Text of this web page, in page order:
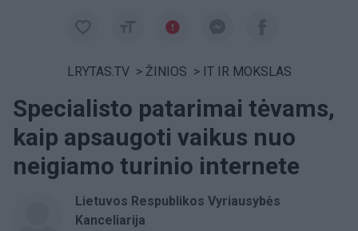
LRYTAS.TV > ŽINIOS > IT IR MOKSLAS
Specialisto patarimai tėvams,
kaip apsaugoti vaikus nuo
neigiamo turinio internete
Lietuvos Respublikos Vyriausybės
Kanceliarija